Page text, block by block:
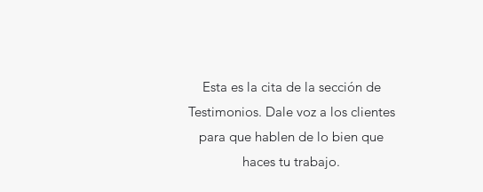
Esta es la cita de la sección de
Testimonios. Dale voz a los clientes
para que hablen de lo bien que
haces tu trabajo.